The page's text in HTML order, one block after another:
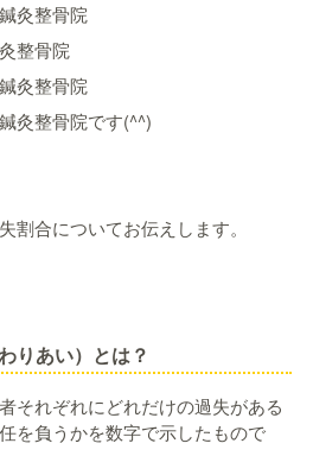
灸整骨院
整骨院
灸整骨院
灸整骨院です(^^)
割合についてお伝えします。
りあい）とは？
それぞれにどれだけの過失がある
を負うかを数字で示したもので